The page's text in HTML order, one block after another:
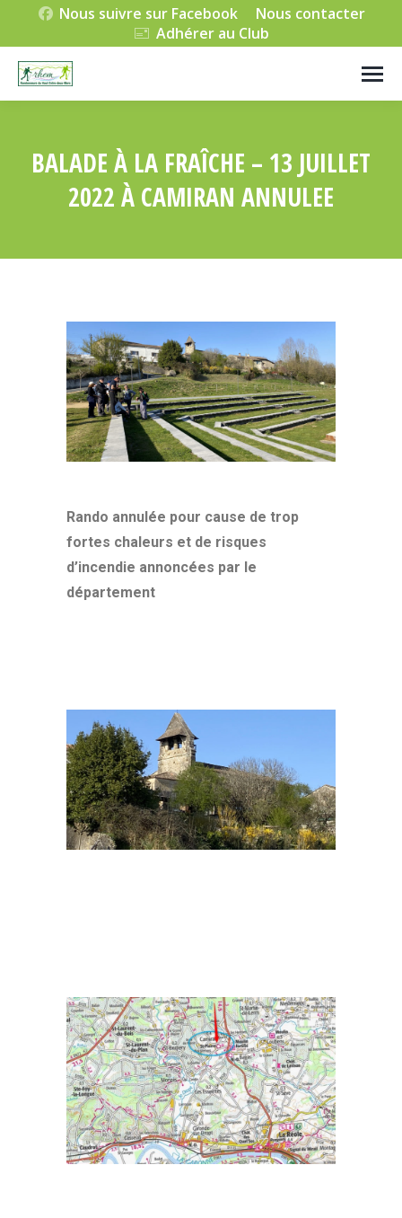
Nous suivre sur Facebook
Nous contacter
Adhérer au Club
BALADE À LA FRAÎCHE – 13 JUILLET
2022 À CAMIRAN ANNULEE
Rando annulée pour cause de trop
fortes chaleurs et de risques
d’incendie annoncées par le
département